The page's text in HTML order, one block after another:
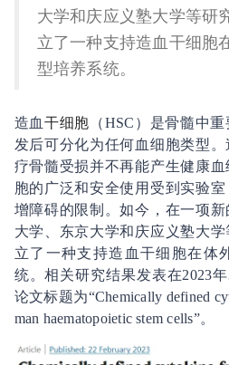
大学和庆应义塾大学等研
立了一种支持造血干细胞
型培养系统。
造血干细胞 （HSC）是骨髓中
发后可分化为任何血细胞类型
疗骨髓受损并不再能产生健康
胞的广泛和安全使用受到实验
增障碍的限制。如今，在一项
大学、东京大学和庆应义塾大
立了一种支持造血干细胞在体
统。相关研究结果发表在2023年
论文标题为“Chemically defined
man haematopoietic stem cells”。